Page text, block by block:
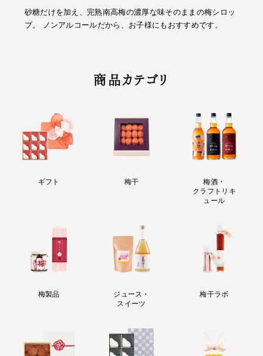
砂糖だけを加え、完熟南高梅の濃厚な味そのままの梅シロッ
プ。 ノンアルコールだから、お子様にもおすすめです。
商品カテゴリ
ギフト 梅干
梅酒・
クラフトリキ
ュール
梅製品
ジュース・
スイーツ
梅干ラボ